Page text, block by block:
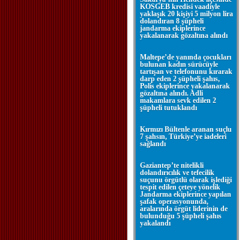
KOSGEB kredisi vaadiyle
yaklaşık 20 kişiyi 5 milyon lira
dolandıran 8 şüpheli
jandarma ekiplerince
yakalanarak gözaltına alındı
Maltepe’de yanında çocukları
bulunan kadın sürücüyle
tartışan ve telefonunu kırarak
darp eden 2 şüpheli şahıs,
Polis ekiplerince yakalanarak
gözaltına alındı. Adli
makamlara sevk edilen 2
şüpheli tutuklandı
Kırmızı Bültenle aranan suçlu
7 şahsın, Türkiye’ye iadeleri
sağlandı
Gaziantep’te nitelikli
dolandırıcılık ve tefecilik
suçunu örgütlü olarak işlediği
tespit edilen çeteye yönelik
Jandarma ekiplerince yapılan
şafak operasyonunda,
aralarında örgüt liderinin de
bulunduğu 5 şüpheli şahıs
yakalandı